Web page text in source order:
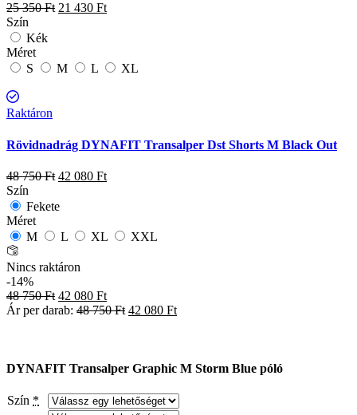
25 350Ft 21 430 Ft
Szín
Kék
Méret
S
M L XL
Raktáron
Rövidnadrág DYNAFIT Transalper Dst Shorts M Black Out
48 750Ft 42 080 Ft
Szín
Fekete
Méret
M
L XL XXL
Nincs raktáron
-14%
48 750Ft 42 080 Ft
Ár per darab: 48 750Ft 42 080 Ft
DYNAFIT Transalper Graphic M Storm Blue póló
Szín *